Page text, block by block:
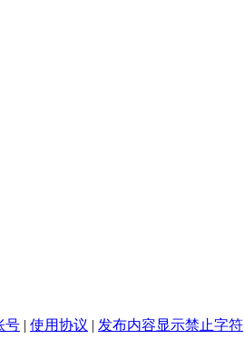
号 | 使用协议 | 发布内容显示禁止字符